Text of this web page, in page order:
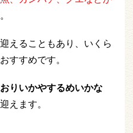
えることもあり、いくら
すすめです。
りいかやするめいかな
えます。